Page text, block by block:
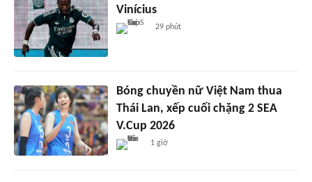
Vinícius
29 phút
Bóng chuyền nữ Việt Nam thua
Thái Lan, xếp cuối chặng 2 SEA
V.Cup 2026
1 giờ